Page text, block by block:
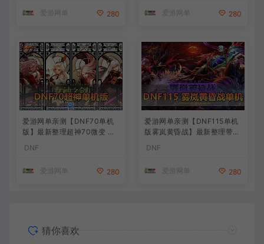
能徽章 史诗装备特效徽章 技
爱游网单 280 爱游网单 280
爱游网单亲测【DNF70单机
版】最新整理超神70微变 魂
内辅 异次元护石宝珠 未加密
教学
DNF
爱游网单 280
爱游网单亲测【DNF115单机
版雾岚黄昏战】最新整理带魔
鬼剑女格斗新模型 美神 雾岚
机一键端 视频安装教学
DNF
爱游网单 280
猜你喜欢